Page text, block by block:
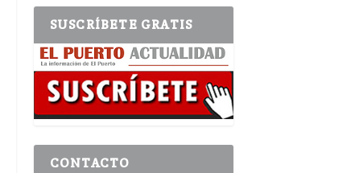
SUSCRÍBETE GRATIS
CONTACTO